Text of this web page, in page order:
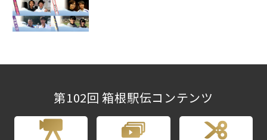
第102回 箱根駅伝コンテンツ